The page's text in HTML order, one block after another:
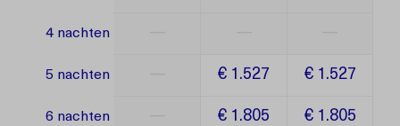
4 nachten
5 nachten € 1.527 € 1.527
6 nachten € 1.805 € 1.805